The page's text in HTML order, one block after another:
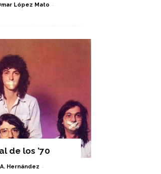
López Mato -
de los ’70
Hernández -